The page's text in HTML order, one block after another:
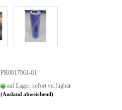
PR0017961-01
auf Lager, sofort verfügbar
(Ausland abweichend)